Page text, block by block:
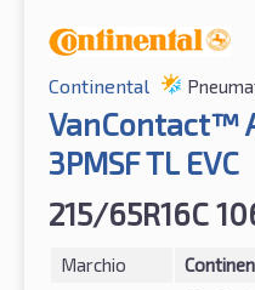
Continental
VanContact™
3PMSF TL EVC
215/65R16C
Marchio